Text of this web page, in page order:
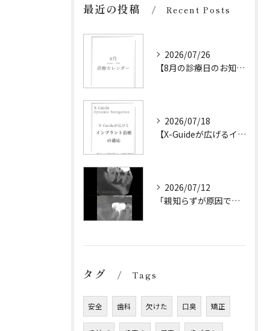
最近の投稿 Recent Posts
2026/07/26
【8月の診療日のお知らせ】
2026/07/18
【X-Guideが広げるインプラント治療の可能性】
2026/07/12
「親知らずが原因です。
タグ Tags
安全 歯科 欠けた 口臭 矯正